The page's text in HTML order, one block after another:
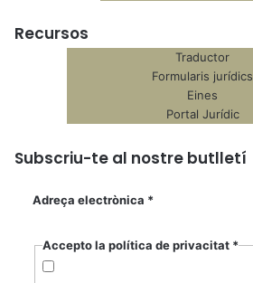
Recursos
Traductor
Formularis jurídics
Eines
Portal Jurídic
Subscriu-te al nostre butlletí
Adreça electrònica *
Accepto la política de privacitat *